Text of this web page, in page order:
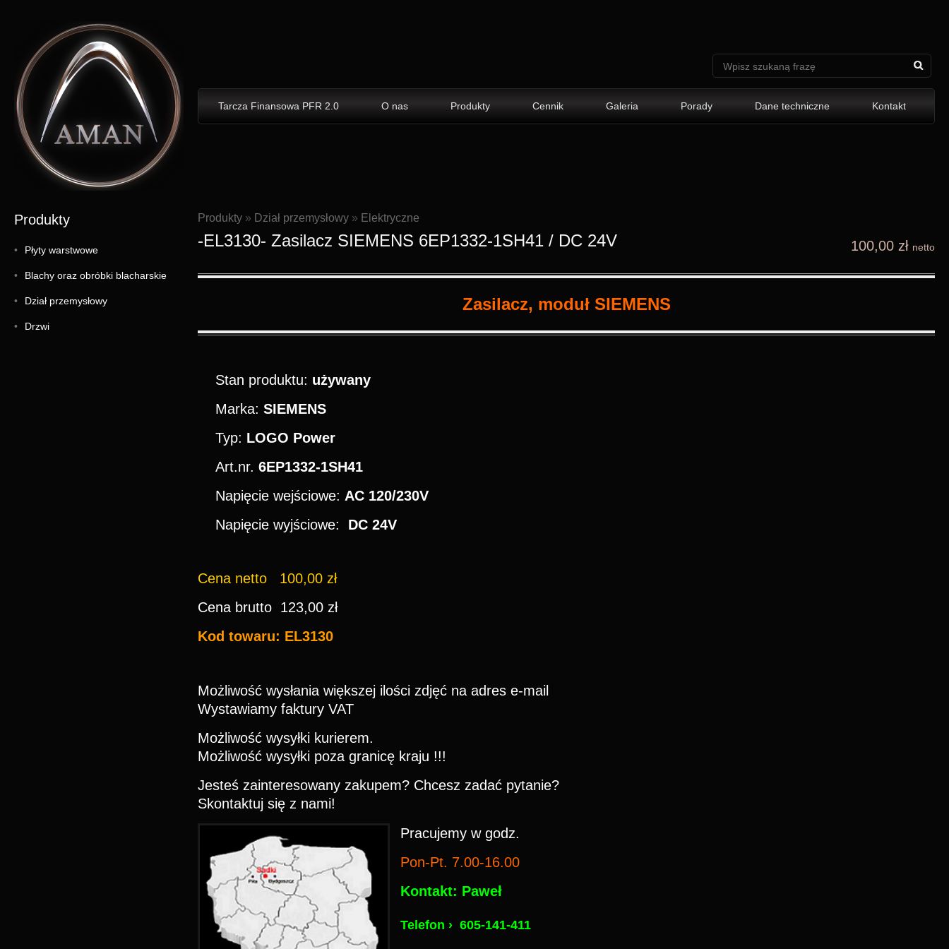
Tarcza Finansowa PFR 2.0 O nas Produkty Cennik Galeria Porady Dane techniczne Kontakt
Produkty
Płyty warstwowe
Blachy oraz obróbki blacharskie
Dział przemysłowy
Drzwi
Produkty » Dział przemysłowy » Elektryczne
100,00 zł netto
-EL3130- Zasilacz SIEMENS 6EP1332-1SH41 / DC 24V
Zasilacz, moduł SIEMENS
Stan produktu: używany
Marka: SIEMENS
Typ: LOGO Power
Art.nr. 6EP1332-1SH41
Napięcie wejściowe: AC 120/230V
Napięcie wyjściowe: DC 24V
Cena netto 100,00 zł
Cena brutto 123,00 zł
Kod towaru: EL3130
Możliwość wysłania większej ilości zdjęć na adres e-mail
Wystawiamy faktury VAT
Możliwość wysyłki kurierem.
Możliwość wysyłki poza granicę kraju !!!
Jesteś zainteresowany zakupem? Chcesz zadać pytanie?
Skontaktuj się z nami!
Pracujemy w godz.
Pon-Pt. 7.00-16.00
Kontakt: Paweł
Telefon › 605-141-411